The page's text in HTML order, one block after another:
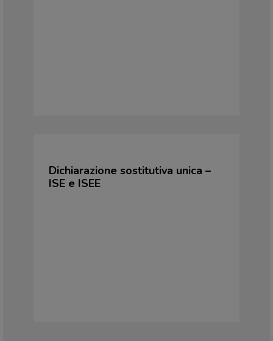
Dichiarazione sostitutiva unica –
ISE e ISEE